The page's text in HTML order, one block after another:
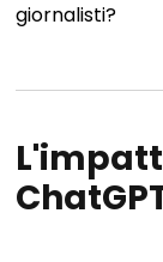
giornalisti?